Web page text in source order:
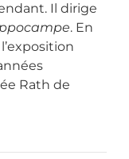
Il dirige
. En
Rath de